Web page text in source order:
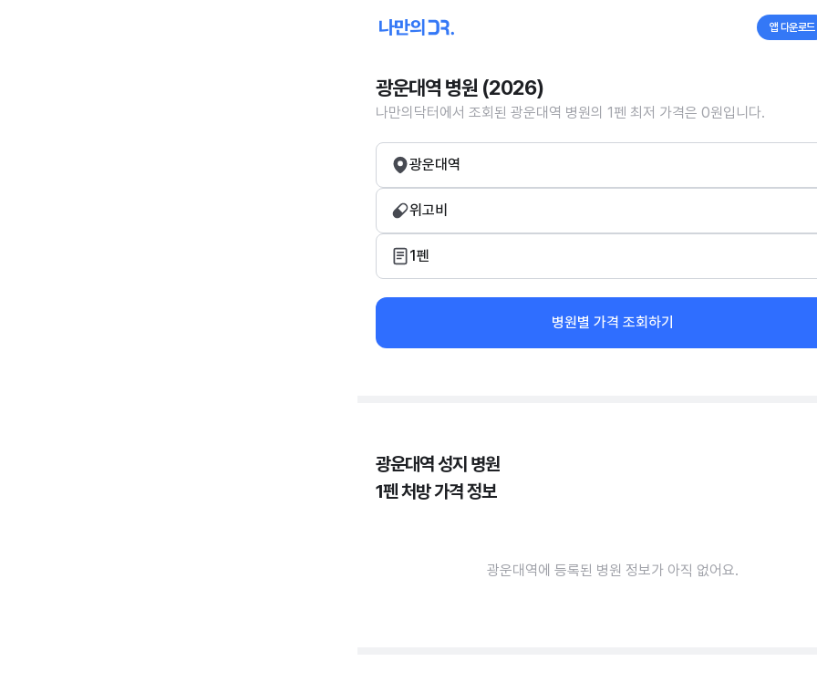
앱 다운로드
광운대역 병원 (2026)
나만의닥터에서 조회된 광운대역 병원의 1펜 최저 가격은 0원입니다.
광운대역
위고비
1펜
병원별 가격 조회하기
광운대역 성지 병원
1펜 처방 가격 정보
광운대역에 등록된 병원 정보가 아직 없어요.